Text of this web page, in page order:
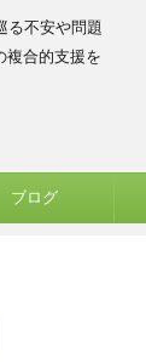
る不安や問題
複合的支援を
ブログ